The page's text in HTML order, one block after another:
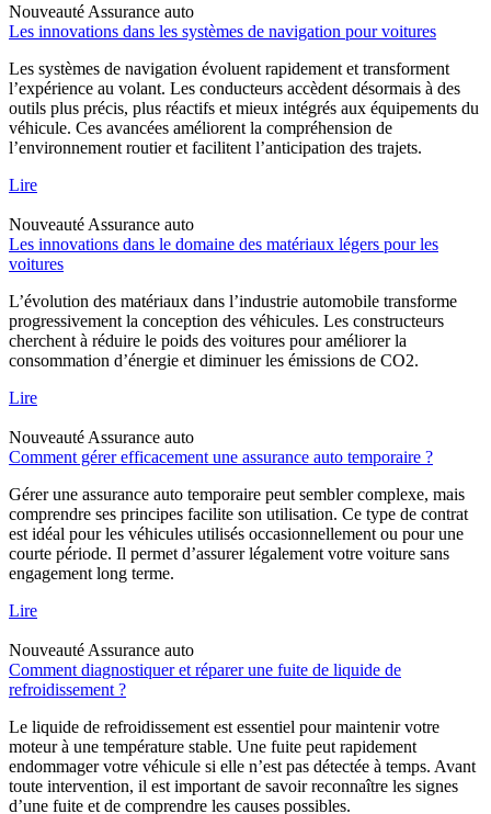
Nouveauté Assurance auto
Les innovations dans les systèmes de navigation pour voitures
Les systèmes de navigation évoluent rapidement et transforment
l’expérience au volant. Les conducteurs accèdent désormais à des
outils plus précis, plus réactifs et mieux intégrés aux équipements du
véhicule. Ces avancées améliorent la compréhension de
l’environnement routier et facilitent l’anticipation des trajets.
Lire
Nouveauté Assurance auto
Les innovations dans le domaine des matériaux légers pour les
voitures
L’évolution des matériaux dans l’industrie automobile transforme
progressivement la conception des véhicules. Les constructeurs
cherchent à réduire le poids des voitures pour améliorer la
consommation d’énergie et diminuer les émissions de CO2.
Lire
Nouveauté Assurance auto
Comment gérer efficacement une assurance auto temporaire ?
Gérer une assurance auto temporaire peut sembler complexe, mais
comprendre ses principes facilite son utilisation. Ce type de contrat
est idéal pour les véhicules utilisés occasionnellement ou pour une
courte période. Il permet d’assurer légalement votre voiture sans
engagement long terme.
Lire
Nouveauté Assurance auto
Comment diagnostiquer et réparer une fuite de liquide de
refroidissement ?
Le liquide de refroidissement est essentiel pour maintenir votre
moteur à une température stable. Une fuite peut rapidement
endommager votre véhicule si elle n’est pas détectée à temps. Avant
toute intervention, il est important de savoir reconnaître les signes
d’une fuite et de comprendre les causes possibles.